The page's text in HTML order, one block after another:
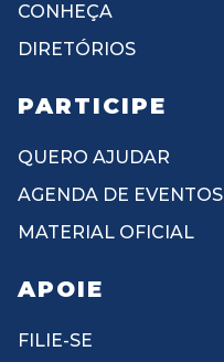
CONHEÇA
DIRETÓRIOS
PARTICIPE
QUERO AJUDAR
AGENDA DE EVENTOS
MATERIAL OFICIAL
APOIE
FILIE-SE